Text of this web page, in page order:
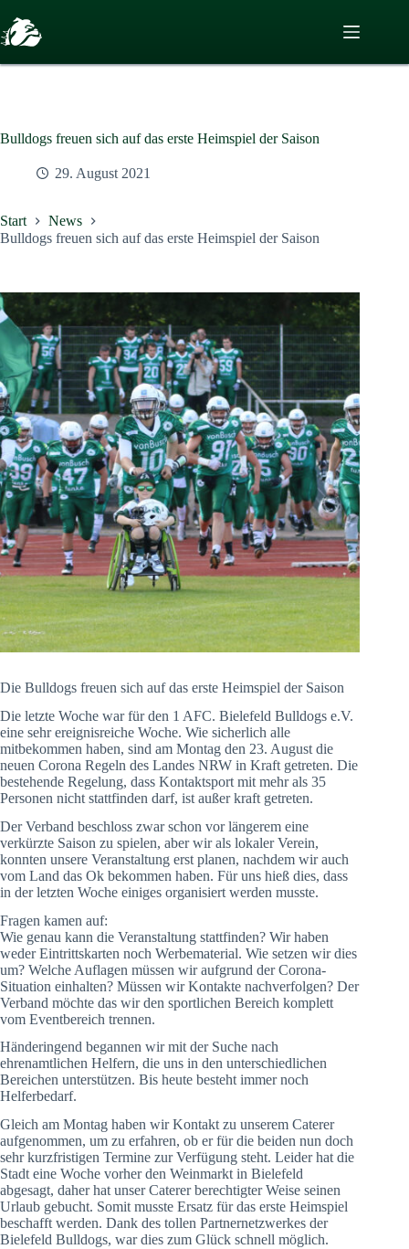
Inhalt
springen
Bulldogs freuen sich auf das erste Heimspiel der Saison
29. August 2021
Start
News
Bulldogs freuen sich auf das erste Heimspiel der Saison
Die Bulldogs freuen sich auf das erste Heimspiel der Saison
Die letzte Woche war für den 1 AFC. Bielefeld Bulldogs e.V.
eine sehr ereignisreiche Woche. Wie sicherlich alle
mitbekommen haben, sind am Montag den 23. August die
neuen Corona Regeln des Landes NRW in Kraft getreten. Die
bestehende Regelung, dass Kontaktsport mit mehr als 35
Personen nicht stattfinden darf, ist außer kraft getreten.
Der Verband beschloss zwar schon vor längerem eine
verkürzte Saison zu spielen, aber wir als lokaler Verein,
konnten unsere Veranstaltung erst planen, nachdem wir auch
vom Land das Ok bekommen haben. Für uns hieß dies, dass
in der letzten Woche einiges organisiert werden musste.
Fragen kamen auf:
Wie genau kann die Veranstaltung stattfinden? Wir haben
weder Eintrittskarten noch Werbematerial. Wie setzen wir dies
um? Welche Auflagen müssen wir aufgrund der Corona-
Situation einhalten? Müssen wir Kontakte nachverfolgen? Der
Verband möchte das wir den sportlichen Bereich komplett
vom Eventbereich trennen.
Händeringend begannen wir mit der Suche nach
ehrenamtlichen Helfern, die uns in den unterschiedlichen
Bereichen unterstützen. Bis heute besteht immer noch
Helferbedarf.
Gleich am Montag haben wir Kontakt zu unserem Caterer
aufgenommen, um zu erfahren, ob er für die beiden nun doch
sehr kurzfristigen Termine zur Verfügung steht. Leider hat die
Stadt eine Woche vorher den Weinmarkt in Bielefeld
abgesagt, daher hat unser Caterer berechtigter Weise seinen
Urlaub gebucht. Somit musste Ersatz für das erste Heimspiel
beschafft werden. Dank des tollen Partnernetzwerkes der
Bielefeld Bulldogs, war dies zum Glück schnell möglich.